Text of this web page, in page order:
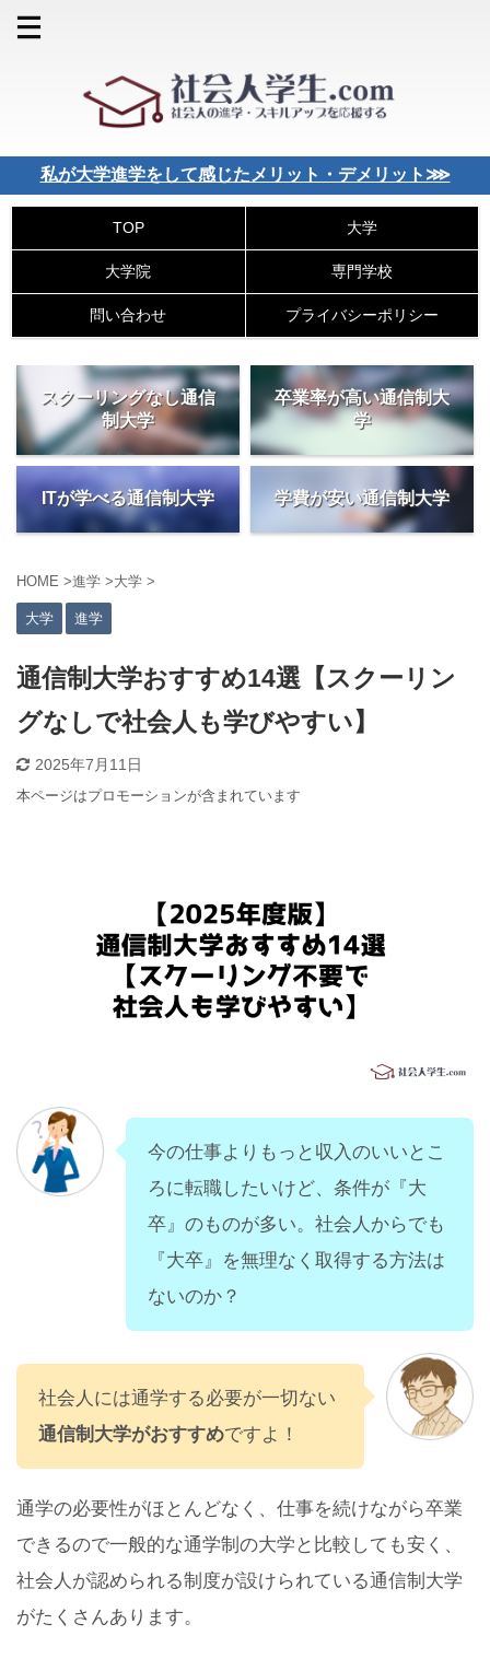
私が大学進学をして感じたメリット・デメリット⋙
TOP 大学
大学院 専門学校
問い合わせ プライバシーポリシー
スクーリングなし通信
制大学
卒業率が高い通信制大
学
ITが学べる通信制大学 学費が安い通信制大学
HOME >進学 >大学 >
大学 進学
通信制大学おすすめ14選【スクーリン
グなしで社会人も学びやすい】
2025年7月11日
本ページはプロモーションが含まれています
今の仕事よりもっと収入のいいとこ
ろに転職したいけど、条件が『大
卒』のものが多い。社会人からでも
『大卒』を無理なく取得する方法は
ないのか？
社会人には通学する必要が一切ない
通信制大学がおすすめですよ！
通学の必要性がほとんどなく、仕事を続けながら卒業
できるので一般的な通学制の大学と比較しても安く、
社会人が認められる制度が設けられている通信制大学
がたくさんあります。